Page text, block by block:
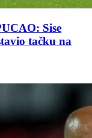
Sise
tačku na